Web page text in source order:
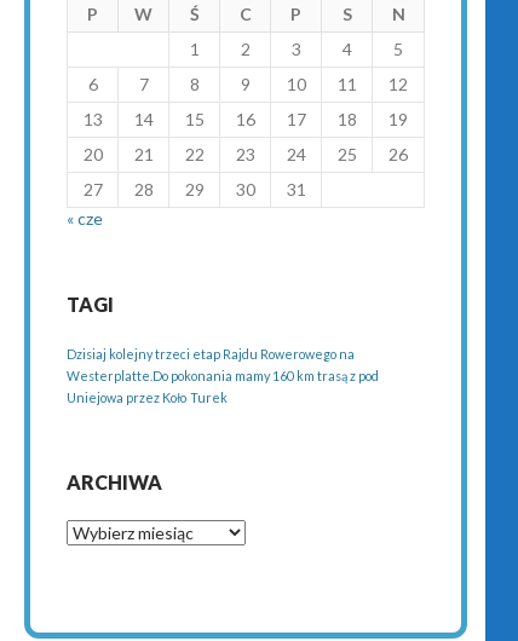
P W Ś C P S
N
1
2 3 4
5
6
7 8 9 10 11
12
13
14 15 16 17 18
19
20
21 22 23 24 25
26
27
28 29 30
31
« cze
TAGI
Dzisiaj kolejny trzeci etap Rajdu Rowerowego na
Westerplatte.Do pokonania mamy 160 km trasą z pod
Uniejowa przez Koło Turek
ARCHIWA
Archiwa